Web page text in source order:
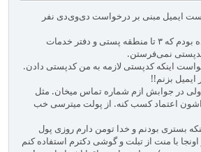
ایمیل مبنی بر درخواست دی‌وی‌دی نفر
توی پستش هم تاکید کرده بودم که ۳ تا منطقه پستی و دفتر خدمات
نمی‌فرستن.
بعد ۴ بار درخواست اینکه کدپستی لازمه به من کدپستی دادن.
در جوابش ازم شماره تماس میخان. مثل
اعتماد کسب کنه. از پولت میترسی خب
بستری بودنم و خدا تومن دارم روزی پول
اونجا با منت از تبلت و گوشی دکترم استفاده کنم